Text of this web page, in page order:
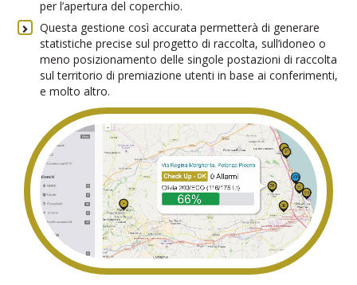
per l’apertura del coperchio.
Questa gestione così accurata permetterà di generare
statistiche precise sul progetto di raccolta, sull’idoneo o
meno posizionamento delle singole postazioni di raccolta
sul territorio di premiazione utenti in base ai conferimenti,
e molto altro.